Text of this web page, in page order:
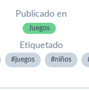
Publicado en
Juegos
Etiquetado
juegos niños